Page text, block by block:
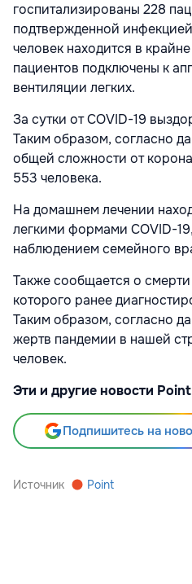
госпитализированы 228
подтвержденной
человек находится в
пациентов подключены к
вентиляции легких.
За сутки от COVID-19
Таким образом, согласно
общей сложности от
553 человека.
На домашнем лечении
легкими формами COVID-
наблюдением семейного
Также сообщается о
которого ранее
Таким образом, согласно
жертв пандемии в нашей
человек.
Эти и другие новости
Подпишитесь на
Источник Point